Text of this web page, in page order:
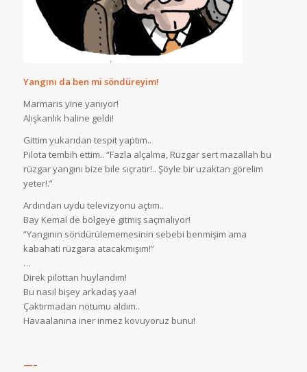
Yangını da ben mi söndüreyim!
Marmaris yine yanıyor!
Alışkanlık haline geldi!
Gittim yukarıdan tespit yaptım..
Pilota tembih ettim.. “Fazla alçalma, Rüzgar sert mazallah bu
rüzgar yangını bize bile sıçratır!.. Şöyle bir uzaktan görelim
yeter!.”
Ardından uydu televizyonu açtım..
Bay Kemal de bölgeye gitmiş saçmalıyor!
“Yangının söndürülememesinin sebebi benmişim ama
kabahati rüzgara atacakmışım!”
…
Direk pilottan huylandım!
Bu nasıl bişey arkadaş yaa!
Çaktırmadan notumu aldım..
Havaalanına iner inmez kovuyoruz bunu!
—–